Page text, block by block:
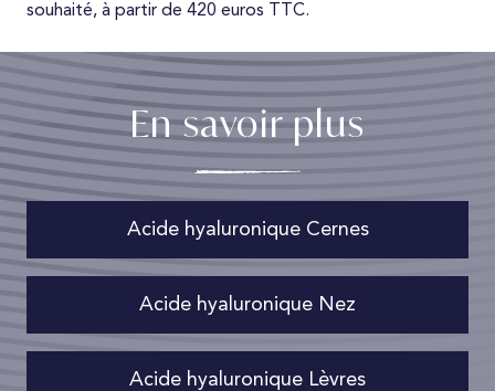
souhaité, à partir de 420 euros TTC.
En savoir plus
Acide hyaluronique Cernes
Acide hyaluronique Nez
Acide hyaluronique Lèvres